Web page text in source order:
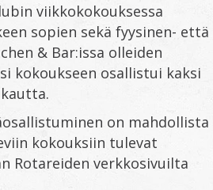
viikkokokouksessa
sopien sekä fyysinen- että
& Bar:issa olleiden
kokoukseen osallistui kaksi
on mahdollista
kokouksiin tulevat
Rotareiden verkkosivuilta